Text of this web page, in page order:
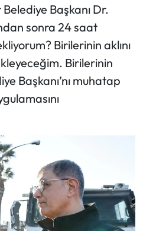
Başkanı Dr.
sonra 24 saat
Birilerinin aklını
Birilerinin
Başkanı’nı muhatap